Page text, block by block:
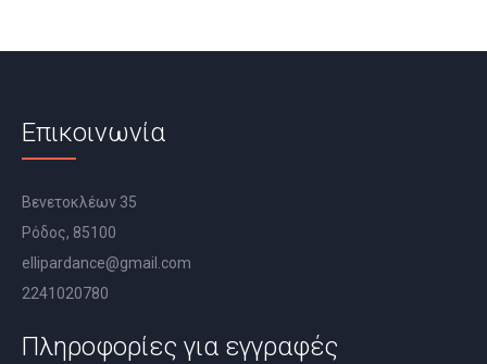
Επικοινωνία
Βενετοκλέων 35
Ρόδος, 85100
ellipardance@gmail.com
2241020780
Πληροφορίες για εγγραφές